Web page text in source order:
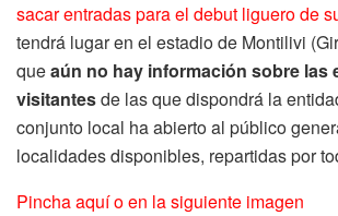
sacar entradas para el debut liguero de
tendrá lugar en el estadio de Montilivi
queaún no hay información sobre las
visitantesde las que dispondrá la
conjunto local ha abierto al público
localidades disponibles, repartidas por
Pincha aquí o en la siguiente imagen